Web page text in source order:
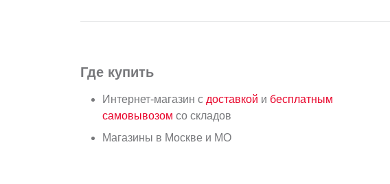
Где купить
Интернет-магазин с доставкой и бесплатным
самовывозом со складов
Магазины в Москве и МО